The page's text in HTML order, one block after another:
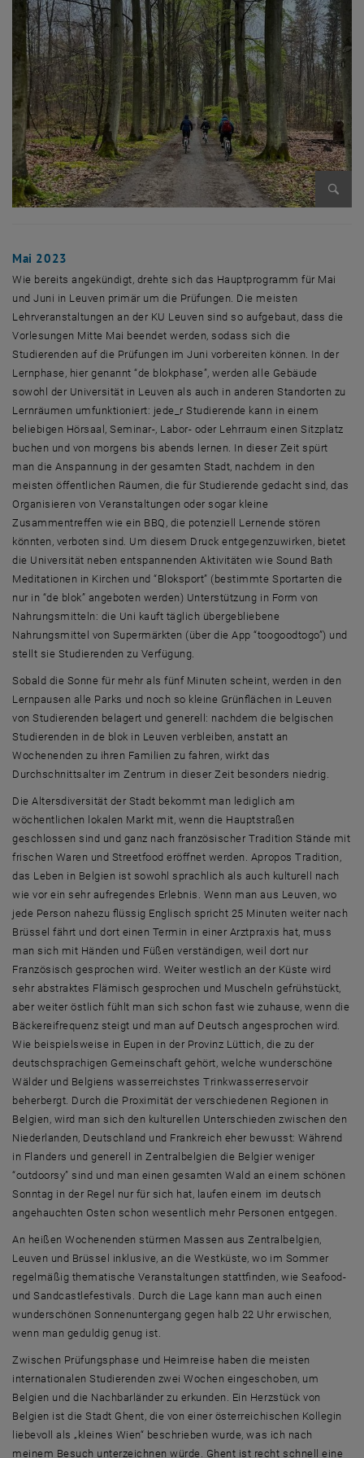
Mai 2023
Wie bereits angekündigt, drehte sich das Hauptprogramm für Mai
und Juni in Leuven primär um die Prüfungen. Die meisten
Lehrveranstaltungen an der KU Leuven sind so aufgebaut, dass die
Vorlesungen Mitte Mai beendet werden, sodass sich die
Studierenden auf die Prüfungen im Juni vorbereiten können. In der
Lernphase, hier genannt “de blokphase”, werden alle Gebäude
sowohl der Universität in Leuven als auch in anderen Standorten zu
Lernräumen umfunktioniert: jede_r Studierende kann in einem
beliebigen Hörsaal, Seminar-, Labor- oder Lehrraum einen Sitzplatz
buchen und von morgens bis abends lernen. In dieser Zeit spürt
man die Anspannung in der gesamten Stadt, nachdem in den
meisten öffentlichen Räumen, die für Studierende gedacht sind, das
Organisieren von Veranstaltungen oder sogar kleine
Zusammentreffen wie ein BBQ, die potenziell Lernende stören
könnten, verboten sind. Um diesem Druck entgegenzuwirken, bietet
die Universität neben entspannenden Aktivitäten wie Sound Bath
Meditationen in Kirchen und “Bloksport” (bestimmte Sportarten die
nur in “de blok” angeboten werden) Unterstützung in Form von
Nahrungsmitteln: die Uni kauft täglich übergebliebene
Nahrungsmittel von Supermärkten (über die App “toogoodtogo”) und
stellt sie Studierenden zu Verfügung.
Sobald die Sonne für mehr als fünf Minuten scheint, werden in den
Lernpausen alle Parks und noch so kleine Grünflächen in Leuven
von Studierenden belagert und generell: nachdem die belgischen
Studierenden in de blok in Leuven verbleiben, anstatt an
Wochenenden zu ihren Familien zu fahren, wirkt das
Durchschnittsalter im Zentrum in dieser Zeit besonders niedrig.
Die Altersdiversität der Stadt bekommt man lediglich am
wöchentlichen lokalen Markt mit, wenn die Hauptstraßen
geschlossen sind und ganz nach französischer Tradition Stände mit
frischen Waren und Streetfood eröffnet werden. Apropos Tradition,
das Leben in Belgien ist sowohl sprachlich als auch kulturell nach
wie vor ein sehr aufregendes Erlebnis. Wenn man aus Leuven, wo
jede Person nahezu flüssig Englisch spricht 25 Minuten weiter nach
Brüssel fährt und dort einen Termin in einer Arztpraxis hat, muss
man sich mit Händen und Füßen verständigen, weil dort nur
Französisch gesprochen wird. Weiter westlich an der Küste wird
sehr abstraktes Flämisch gesprochen und Muscheln gefrühstückt,
aber weiter östlich fühlt man sich schon fast wie zuhause, wenn die
Bäckereifrequenz steigt und man auf Deutsch angesprochen wird.
Wie beispielsweise in Eupen in der Provinz Lüttich, die zu der
deutschsprachigen Gemeinschaft gehört, welche wunderschöne
Wälder und Belgiens wasserreichstes Trinkwasserreservoir
beherbergt. Durch die Proximität der verschiedenen Regionen in
Belgien, wird man sich den kulturellen Unterschieden zwischen den
Niederlanden, Deutschland und Frankreich eher bewusst: Während
in Flanders und generell in Zentralbelgien die Belgier weniger
“outdoorsy” sind und man einen gesamten Wald an einem schönen
Sonntag in der Regel nur für sich hat, laufen einem im deutsch
angehauchten Osten schon wesentlich mehr Personen entgegen.
An heißen Wochenenden stürmen Massen aus Zentralbelgien,
Leuven und Brüssel inklusive, an die Westküste, wo im Sommer
regelmäßig thematische Veranstaltungen stattfinden, wie Seafood-
und Sandcastlefestivals. Durch die Lage kann man auch einen
wunderschönen Sonnenuntergang gegen halb 22 Uhr erwischen,
wenn man geduldig genug ist.
Zwischen Prüfungsphase und Heimreise haben die meisten
internationalen Studierenden zwei Wochen eingeschoben, um
Belgien und die Nachbarländer zu erkunden. Ein Herzstück von
Belgien ist die Stadt Ghent, die von einer österreichischen Kollegin
liebevoll als „kleines Wien“ beschrieben wurde, was ich nach
meinem Besuch unterzeichnen würde. Ghent ist recht schnell eine